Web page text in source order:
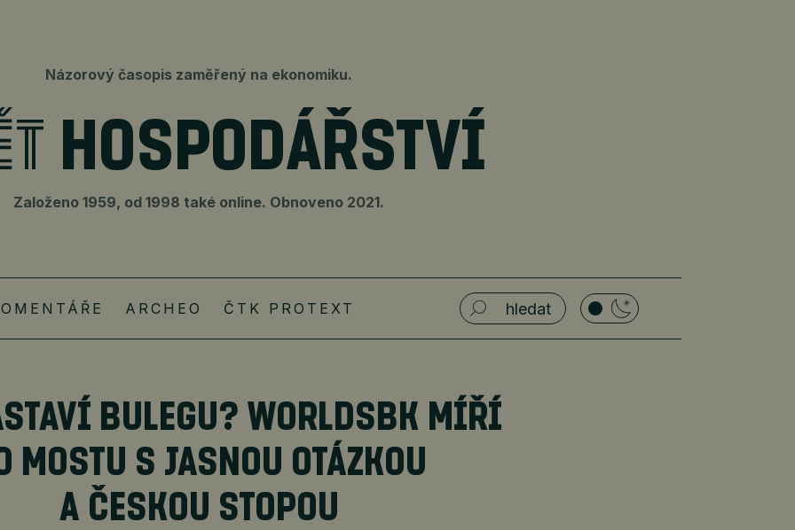
Názorový časopis zaměřený na ekonomiku.
Založeno 1959, od 1998 také online. Obnoveno 2021.
ARCHEO ČTK PROTEXT
BULEGU? WORLDSBK MÍŘÍ
MOSTU S JASNOU OTÁZKOU
A ČESKOU STOPOU